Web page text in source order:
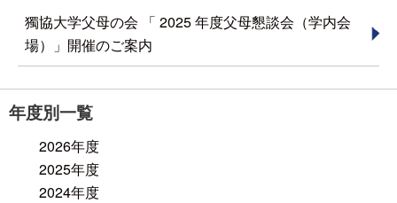
獨協大学父母の会 「 2025 年度父母懇談会（学内会
場）」開催のご案内
年度別一覧
2026年度
2025年度
2024年度